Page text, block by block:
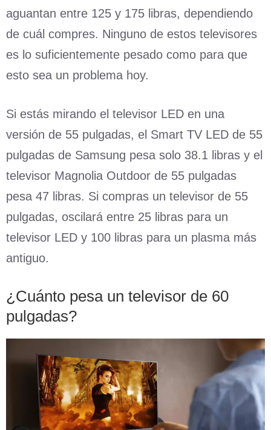
aguantan entre 125 y 175 libras, dependiendo
de cuál compres. Ninguno de estos televisores
es lo suficientemente pesado como para que
esto sea un problema hoy.
Si estás mirando el televisor LED en una
versión de 55 pulgadas, el Smart TV LED de 55
pulgadas de Samsung pesa solo 38.1 libras y el
televisor Magnolia Outdoor de 55 pulgadas
pesa 47 libras. Si compras un televisor de 55
pulgadas, oscilará entre 25 libras para un
televisor LED y 100 libras para un plasma más
antiguo.
¿Cuánto pesa un televisor de 60
pulgadas?